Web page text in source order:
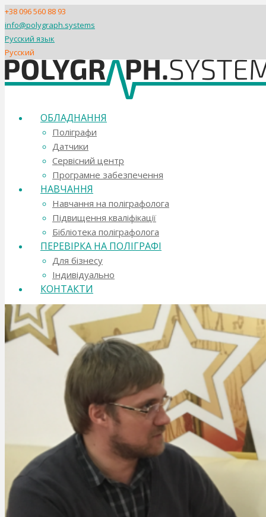
+38 096 560 88 93
info@polygraph.systems
Русский язык
Русский
ОБЛАДНАННЯ
Поліграфи
Датчики
Сервісний центр
Програмне забезпечення
НАВЧАННЯ
Навчання на поліграфолога
Підвищення кваліфікації
Бібліотека поліграфолога
ПЕРЕВІРКА НА ПОЛІГРАФІ
Для бізнесу
Індивідуально
КОНТАКТИ